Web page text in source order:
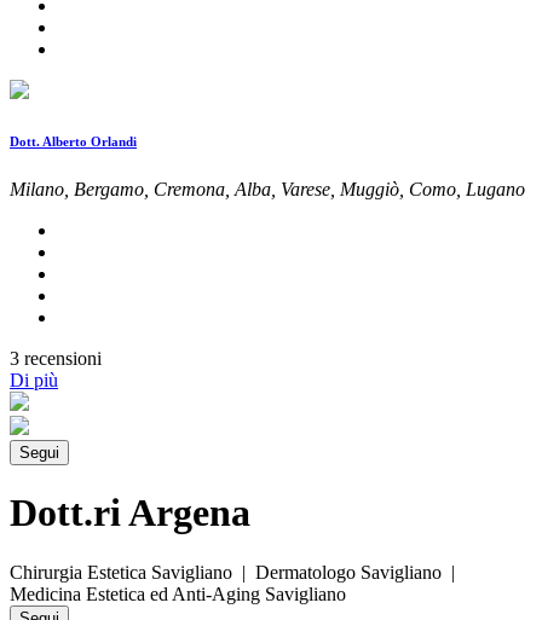
Dott. Alberto Orlandi
Milano, Bergamo, Cremona, Alba, Varese, Muggiò, Como, Lugano
3 recensioni
Di più
Segui
Dott.ri Argena
Chirurgia Estetica Savigliano | Dermatologo Savigliano |
Medicina Estetica ed Anti-Aging Savigliano